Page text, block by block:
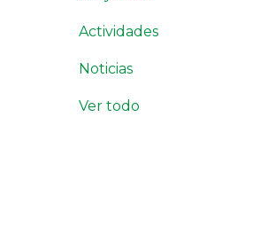
Actividades
Noticias
Ver todo